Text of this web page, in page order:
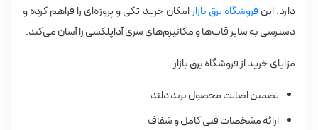
دارد. این فروشگاه برق بازارامکان خرید تکی و پروژه‌ای را فراهم کرده و
دسترسی به سایر قاب‌ها و مکانیزم‌های سری آداپلکسی را آسان می‌کند.
مزایای خرید از فروشگاه برق بازار
تضمین اصالت محصول برند دلند
ارائه مشخصات فنی کامل و شفاف